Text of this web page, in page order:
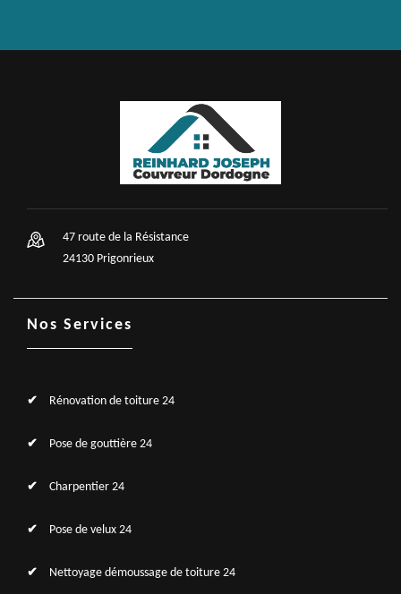
47 route de la Résistance
24130 Prigonrieux
Nos Services
Rénovation de toiture 24
Pose de gouttière 24
Charpentier 24
Pose de velux 24
Nettoyage démoussage de toiture 24